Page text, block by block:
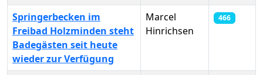
Springerbecken im
Freibad Holzminden steht
Badegästen seit heute
wieder zur Verfügung
Marcel
Hinrichsen
466